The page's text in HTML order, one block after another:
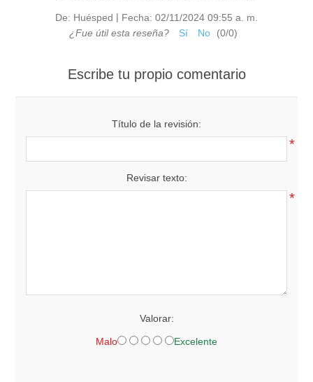
De: Huésped | Fecha: 02/11/2024 09:55 a. m.
¿Fue útil esta reseña?
Sí No (0/0)
Escribe tu propio comentario
Título de la revisión:
*
Revisar texto:
*
Valorar:
Malo Excelente